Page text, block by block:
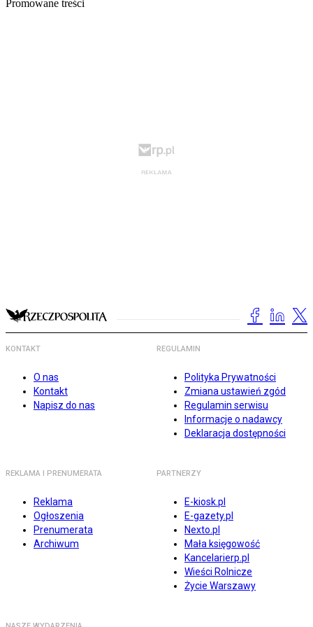
Promowane treści
KONTAKT
O nas
Kontakt
Napisz do nas
REGULAMIN
Polityka Prywatności
Zmiana ustawień zgód
Regulamin serwisu
Informacje o nadawcy
Deklaracja dostępności
REKLAMA I PRENUMERATA
Reklama
Ogłoszenia
Prenumerata
Archiwum
PARTNERZY
E-kiosk.pl
E-gazety.pl
Nexto.pl
Mała księgowość
Kancelarierp.pl
Wieści Rolnicze
Życie Warszawy